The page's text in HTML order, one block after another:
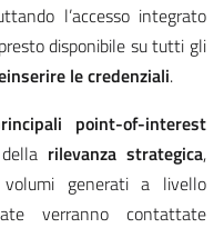
l’accesso integrato
disponibile su tutti gli
le credenziali.
point-of-interest
rilevanza strategica,
generati a livello
verranno contattate